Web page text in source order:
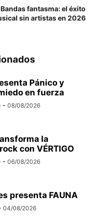
Bandas fantasma: el éxito
sin artistas en 2026
Pánico y
en fuerza
- 08/08/2026
la
con VÉRTIGO
- 06/08/2026
presenta FAUNA
04/08/2026